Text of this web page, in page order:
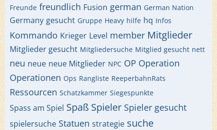
Freunde freundlich Fusion german German Nation
Germany gesucht Gruppe Heavy hilfe hq Infos
Kommando Krieger Level member Mitglieder
Mitglieder gesucht Mitgliedersuche Mitglied gesucht nett
neu neue neue Mitglieder NPC OP Operation
Operationen Ops Rangliste ReeperbahnRats
Ressourcen Schatzkammer Siegespunkte
Spass am Spiel Spaß Spieler Spieler gesucht
spielersuche Statuen strategie suche